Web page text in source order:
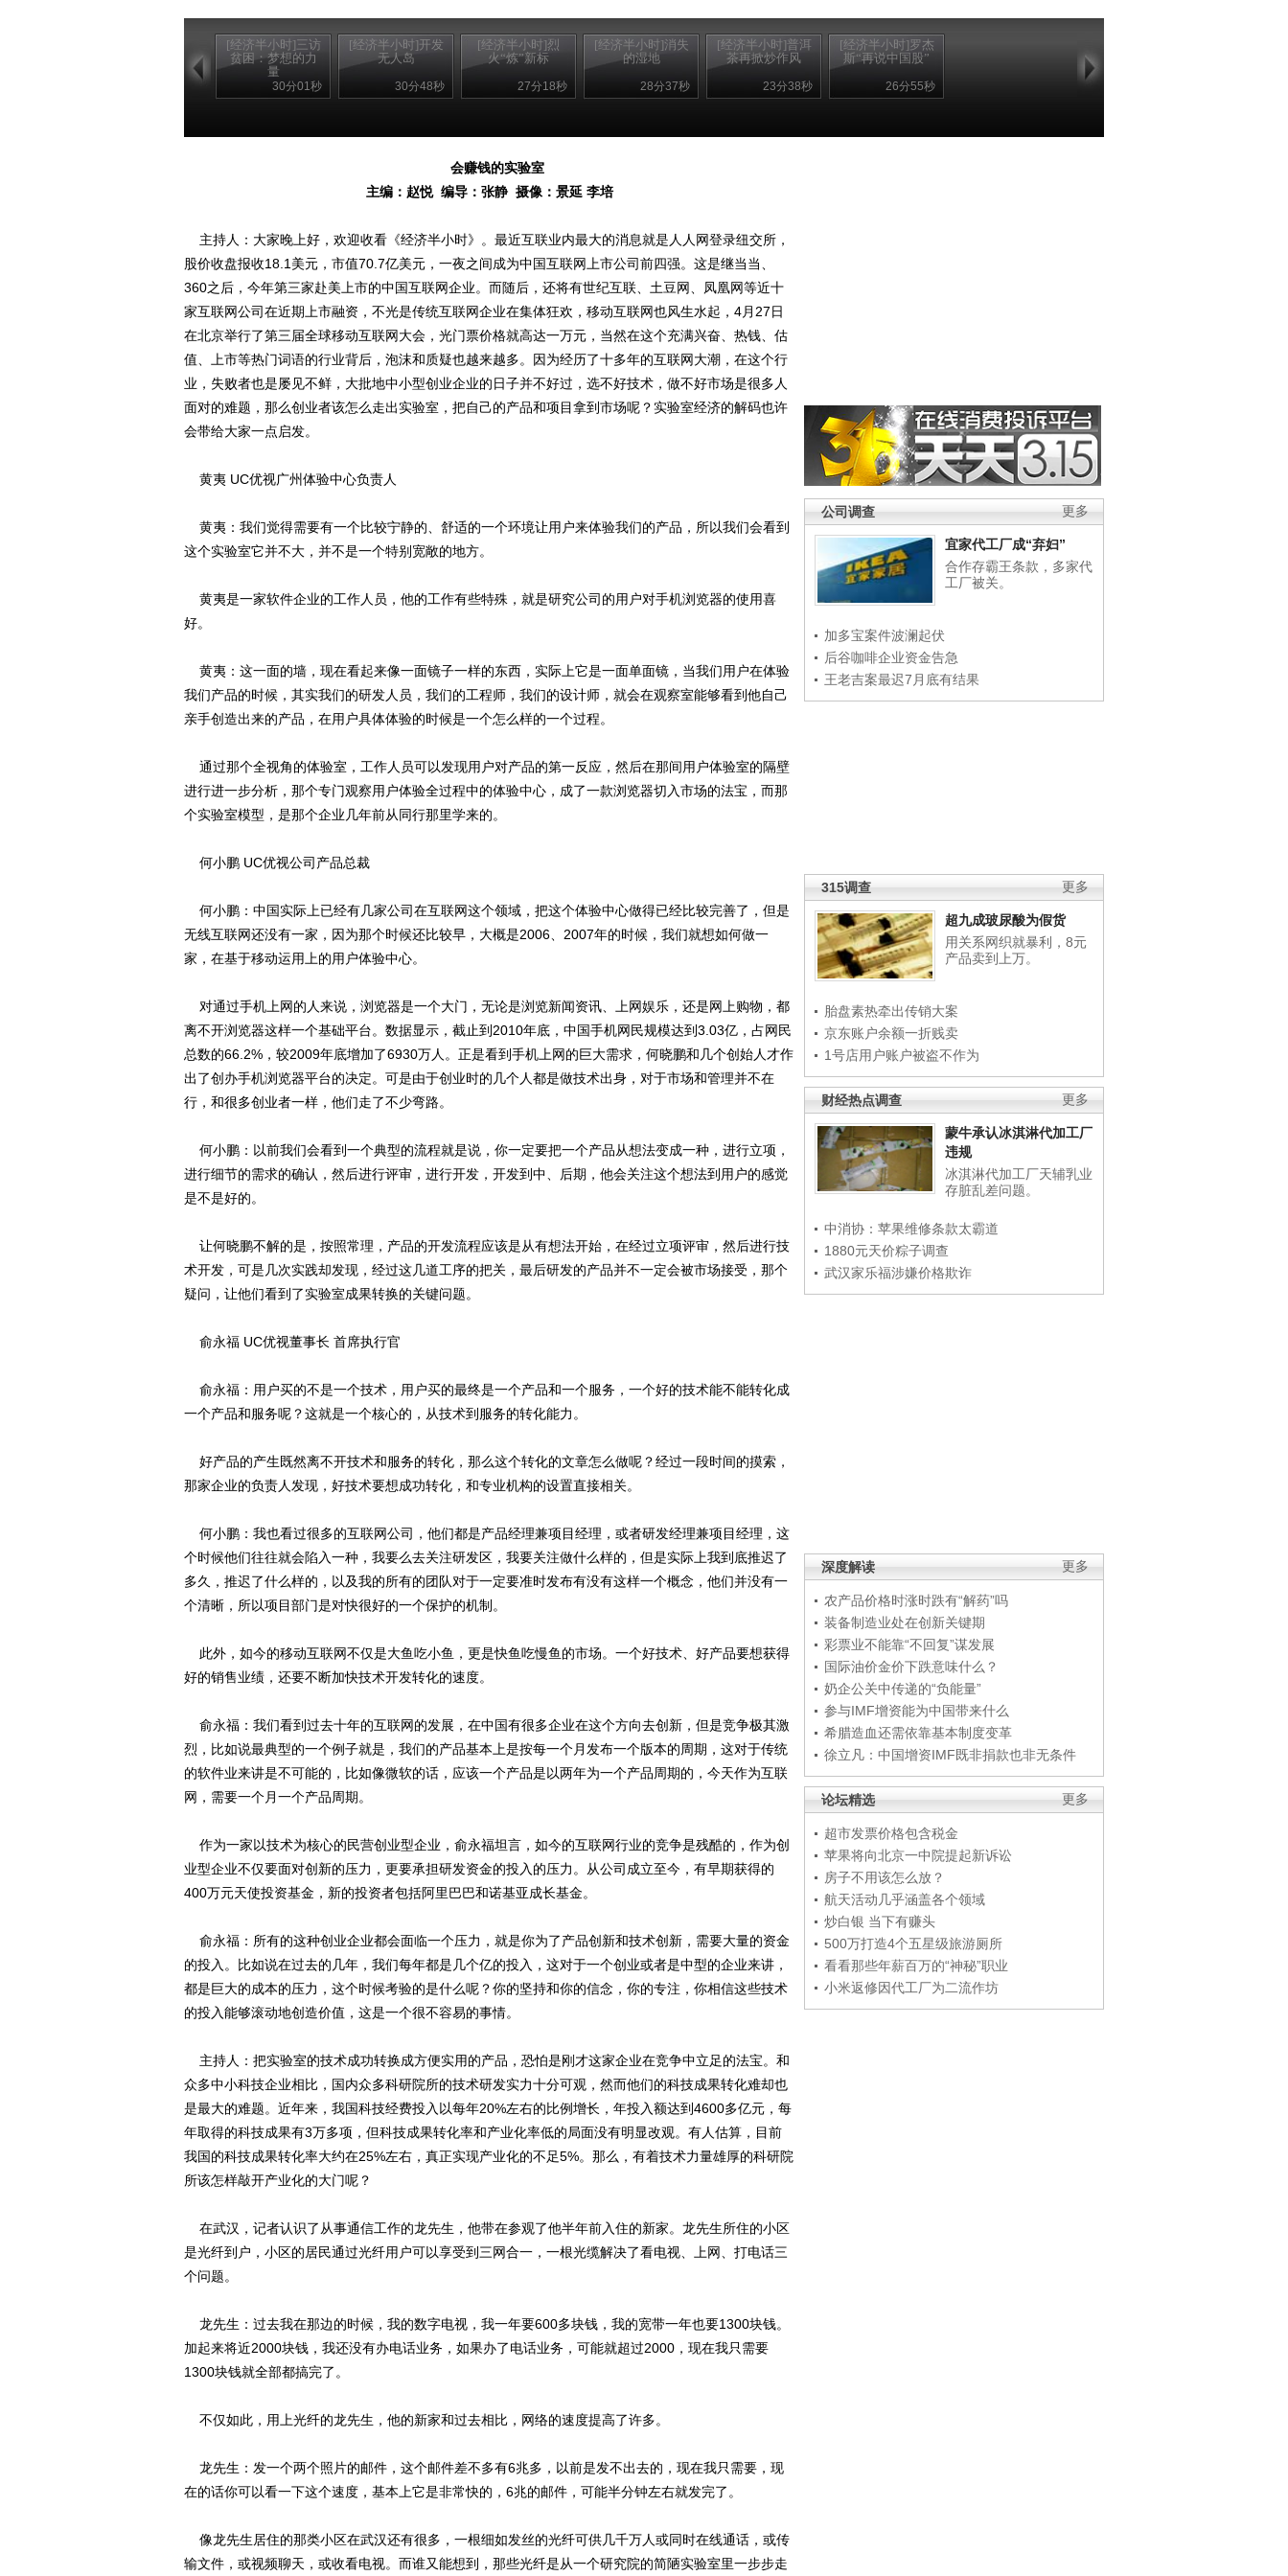
[经济半小时]三访
贫困：梦想的力
量
30分01秒
[经济半小时]开发
无人岛
30分48秒
[经济半小时]烈
火“炼”新标
27分18秒
[经济半小时]消失
的湿地
28分37秒
[经济半小时]普洱
茶再掀炒作风
23分38秒
[经济半小时]罗杰
斯“再说中国股”
26分55秒
更多
公司调查
宜家代工厂成“弃妇”
合作存霸王条款，多家代
工厂被关。
加多宝案件波澜起伏
后谷咖啡企业资金告急
王老吉案最迟7月底有结果
更多
315调查
超九成玻尿酸为假货
用关系网织就暴利，8元
产品卖到上万。
胎盘素热牵出传销大案
京东账户余额一折贱卖
1号店用户账户被盗不作为
更多
财经热点调查
蒙牛承认冰淇淋代加工厂
违规
冰淇淋代加工厂天辅乳业
存脏乱差问题。
中消协：苹果维修条款太霸道
1880元天价粽子调查
武汉家乐福涉嫌价格欺诈
更多
深度解读
农产品价格时涨时跌有“解药”吗
装备制造业处在创新关键期
彩票业不能靠“不回复”谋发展
国际油价金价下跌意味什么？
奶企公关中传递的“负能量”
参与IMF增资能为中国带来什么
希腊造血还需依靠基本制度变革
徐立凡：中国增资IMF既非捐款也非无条件
更多
论坛精选
超市发票价格包含税金
苹果将向北京一中院提起新诉讼
房子不用该怎么放？
航天活动几乎涵盖各个领域
炒白银 当下有赚头
500万打造4个五星级旅游厕所
看看那些年薪百万的“神秘”职业
小米返修因代工厂为二流作坊
会赚钱的实验室
主编：赵悦 编导：张静 摄像：景延 李培
主持人：大家晚上好，欢迎收看《经济半小时》。最近互联业内最大的消息就是人人网登录纽交所，
股价收盘报收18.1美元，市值70.7亿美元，一夜之间成为中国互联网上市公司前四强。这是继当当、
360之后，今年第三家赴美上市的中国互联网企业。而随后，还将有世纪互联、土豆网、凤凰网等近十
家互联网公司在近期上市融资，不光是传统互联网企业在集体狂欢，移动互联网也风生水起，4月27日
在北京举行了第三届全球移动互联网大会，光门票价格就高达一万元，当然在这个充满兴奋、热钱、估
值、上市等热门词语的行业背后，泡沫和质疑也越来越多。因为经历了十多年的互联网大潮，在这个行
业，失败者也是屡见不鲜，大批地中小型创业企业的日子并不好过，选不好技术，做不好市场是很多人
面对的难题，那么创业者该怎么走出实验室，把自己的产品和项目拿到市场呢？实验室经济的解码也许
会带给大家一点启发。
黄夷 UC优视广州体验中心负责人
黄夷：我们觉得需要有一个比较宁静的、舒适的一个环境让用户来体验我们的产品，所以我们会看到
这个实验室它并不大，并不是一个特别宽敞的地方。
黄夷是一家软件企业的工作人员，他的工作有些特殊，就是研究公司的用户对手机浏览器的使用喜
好。
黄夷：这一面的墙，现在看起来像一面镜子一样的东西，实际上它是一面单面镜，当我们用户在体验
我们产品的时候，其实我们的研发人员，我们的工程师，我们的设计师，就会在观察室能够看到他自己
亲手创造出来的产品，在用户具体体验的时候是一个怎么样的一个过程。
通过那个全视角的体验室，工作人员可以发现用户对产品的第一反应，然后在那间用户体验室的隔壁
进行进一步分析，那个专门观察用户体验全过程中的体验中心，成了一款浏览器切入市场的法宝，而那
个实验室模型，是那个企业几年前从同行那里学来的。
何小鹏 UC优视公司产品总裁
何小鹏：中国实际上已经有几家公司在互联网这个领域，把这个体验中心做得已经比较完善了，但是
无线互联网还没有一家，因为那个时候还比较早，大概是2006、2007年的时候，我们就想如何做一
家，在基于移动运用上的用户体验中心。
对通过手机上网的人来说，浏览器是一个大门，无论是浏览新闻资讯、上网娱乐，还是网上购物，都
离不开浏览器这样一个基础平台。数据显示，截止到2010年底，中国手机网民规模达到3.03亿，占网民
总数的66.2%，较2009年底增加了6930万人。正是看到手机上网的巨大需求，何晓鹏和几个创始人才作
出了创办手机浏览器平台的决定。可是由于创业时的几个人都是做技术出身，对于市场和管理并不在
行，和很多创业者一样，他们走了不少弯路。
何小鹏：以前我们会看到一个典型的流程就是说，你一定要把一个产品从想法变成一种，进行立项，
进行细节的需求的确认，然后进行评审，进行开发，开发到中、后期，他会关注这个想法到用户的感觉
是不是好的。
让何晓鹏不解的是，按照常理，产品的开发流程应该是从有想法开始，在经过立项评审，然后进行技
术开发，可是几次实践却发现，经过这几道工序的把关，最后研发的产品并不一定会被市场接受，那个
疑问，让他们看到了实验室成果转换的关键问题。
俞永福 UC优视董事长 首席执行官
俞永福：用户买的不是一个技术，用户买的最终是一个产品和一个服务，一个好的技术能不能转化成
一个产品和服务呢？这就是一个核心的，从技术到服务的转化能力。
好产品的产生既然离不开技术和服务的转化，那么这个转化的文章怎么做呢？经过一段时间的摸索，
那家企业的负责人发现，好技术要想成功转化，和专业机构的设置直接相关。
何小鹏：我也看过很多的互联网公司，他们都是产品经理兼项目经理，或者研发经理兼项目经理，这
个时候他们往往就会陷入一种，我要么去关注研发区，我要关注做什么样的，但是实际上我到底推迟了
多久，推迟了什么样的，以及我的所有的团队对于一定要准时发布有没有这样一个概念，他们并没有一
个清晰，所以项目部门是对快很好的一个保护的机制。
此外，如今的移动互联网不仅是大鱼吃小鱼，更是快鱼吃慢鱼的市场。一个好技术、好产品要想获得
好的销售业绩，还要不断加快技术开发转化的速度。
俞永福：我们看到过去十年的互联网的发展，在中国有很多企业在这个方向去创新，但是竞争极其激
烈，比如说最典型的一个例子就是，我们的产品基本上是按每一个月发布一个版本的周期，这对于传统
的软件业来讲是不可能的，比如像微软的话，应该一个产品是以两年为一个产品周期的，今天作为互联
网，需要一个月一个产品周期。
作为一家以技术为核心的民营创业型企业，俞永福坦言，如今的互联网行业的竞争是残酷的，作为创
业型企业不仅要面对创新的压力，更要承担研发资金的投入的压力。从公司成立至今，有早期获得的
400万元天使投资基金，新的投资者包括阿里巴巴和诺基亚成长基金。
俞永福：所有的这种创业企业都会面临一个压力，就是你为了产品创新和技术创新，需要大量的资金
的投入。比如说在过去的几年，我们每年都是几个亿的投入，这对于一个创业或者是中型的企业来讲，
都是巨大的成本的压力，这个时候考验的是什么呢？你的坚持和你的信念，你的专注，你相信这些技术
的投入能够滚动地创造价值，这是一个很不容易的事情。
主持人：把实验室的技术成功转换成方便实用的产品，恐怕是刚才这家企业在竞争中立足的法宝。和
众多中小科技企业相比，国内众多科研院所的技术研发实力十分可观，然而他们的科技成果转化难却也
是最大的难题。近年来，我国科技经费投入以每年20%左右的比例增长，年投入额达到4600多亿元，每
年取得的科技成果有3万多项，但科技成果转化率和产业化率低的局面没有明显改观。有人估算，目前
我国的科技成果转化率大约在25%左右，真正实现产业化的不足5%。那么，有着技术力量雄厚的科研院
所该怎样敲开产业化的大门呢？
在武汉，记者认识了从事通信工作的龙先生，他带在参观了他半年前入住的新家。龙先生所住的小区
是光纤到户，小区的居民通过光纤用户可以享受到三网合一，一根光缆解决了看电视、上网、打电话三
个问题。
龙先生：过去我在那边的时候，我的数字电视，我一年要600多块钱，我的宽带一年也要1300块钱。
加起来将近2000块钱，我还没有办电话业务，如果办了电话业务，可能就超过2000，现在我只需要
1300块钱就全部都搞完了。
不仅如此，用上光纤的龙先生，他的新家和过去相比，网络的速度提高了许多。
龙先生：发一个两个照片的邮件，这个邮件差不多有6兆多，以前是发不出去的，现在我只需要，现
在的话你可以看一下这个速度，基本上它是非常快的，6兆的邮件，可能半分钟左右就发完了。
像龙先生居住的那类小区在武汉还有很多，一根细如发丝的光纤可供几千万人或同时在线通话，或传
输文件，或视频聊天，或收看电视。而谁又能想到，那些光纤是从一个研究院的简陋实验室里一步步走